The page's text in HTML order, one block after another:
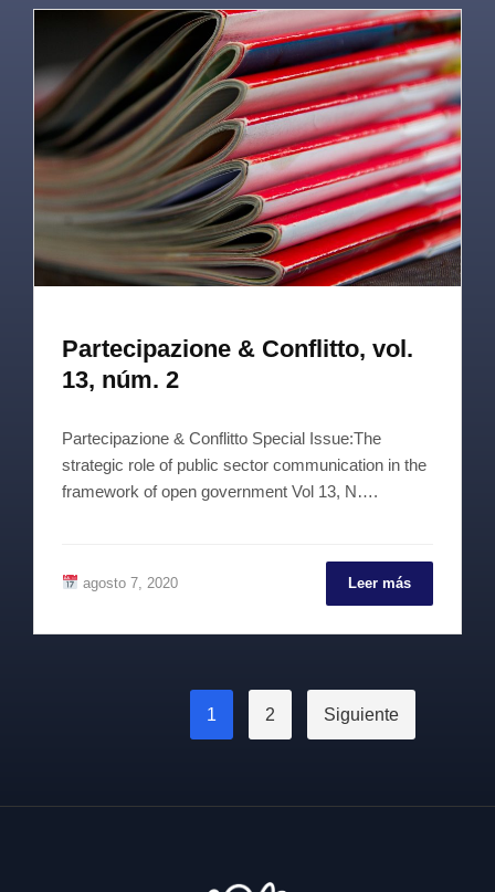
Partecipazione & Conflitto, vol.
13, núm. 2
Partecipazione & Conflitto Special Issue:The
strategic role of public sector communication in the
framework of open government Vol 13, N….
agosto 7, 2020 Leer más
Paginación
1 2 Siguiente